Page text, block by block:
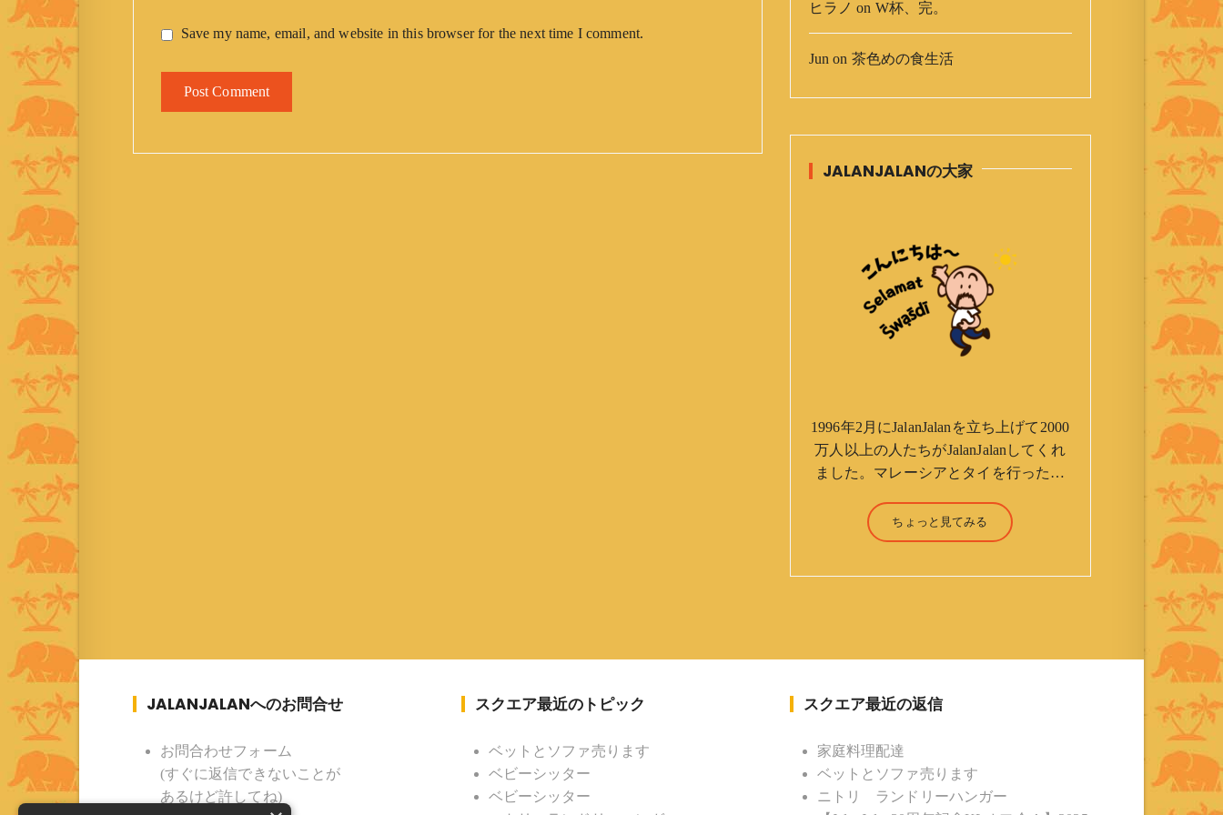
Save my name, email, and website in this browser for the next time I comment.
ヒラノ on W杯、完。
Jun on 茶色めの食生活
JALANJALANの大家
1996年2月にJalanJalanを立ち上げて2000
万人以上の人たちがJalanJalanしてくれ
ました。マレーシアとタイを行ったり
に鼻くそほじりながらやってます。 山
森 淳（Jun Yamamori） 生年月
ぎ) テニス、スキー、ロ
ル KLソフトボール
「JalanJalan」「J Bothers」の監
督 BKKソフトボール
ちょっと見てみる
JALANJALANへのお問合せ
お問合わせフォーム
(すぐに返信できないことが
あるけど許してね)
スクエア最近のトピック
ベットとソファ売ります
ベビーシッター
ベビーシッター
スクエア最近の返信
家庭料理配達
ベットとソファ売ります
ニトリ ランドリーハンガー